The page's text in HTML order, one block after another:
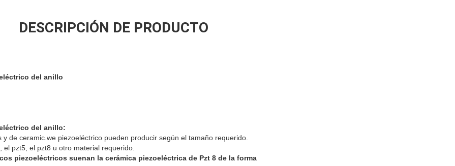
DESCRIPCIÓN DE PRODUCTO
del anillo
del anillo:
y de ceramic.we piezoeléctrico pueden producir según el tamaño requerido.
el pzt5, el pzt8 u otro material requerido.
piezoeléctricos suenan la cerámica piezoeléctrica de Pzt 8 de la forma